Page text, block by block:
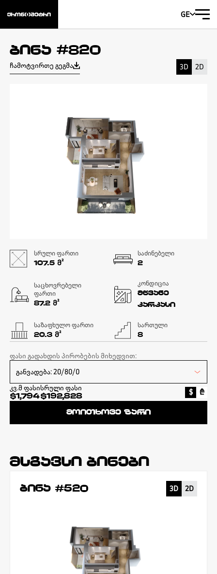
GE
ბინა #820
ჩამოტვირთე გეგმა 3D 2D
სრული ფართი
107.5 Მ²
საძინებელი
2
საცხოვრებელი
ფართი
87.2 Მ²
კონდიცია
მწვანე
კარკასი
საზაფხულო ფართი
20.3 Მ²
სართული
8
ფასი გადახდის პირობების მიხედვით:
კვ.მ ფასი
$1,794
სრული ფასი
$192,828 $ ₾
მოითხოვე ზარი
მსგავსი ბინები
ბინა #520 3D 2D